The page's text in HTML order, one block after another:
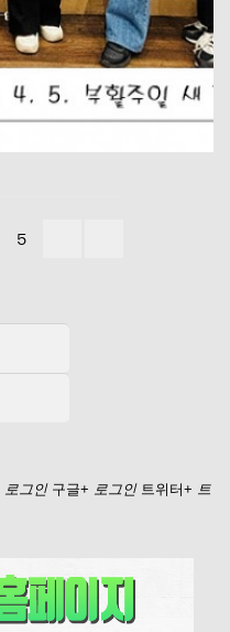
5
로그인 구글+ 로그인 트위터+ 트